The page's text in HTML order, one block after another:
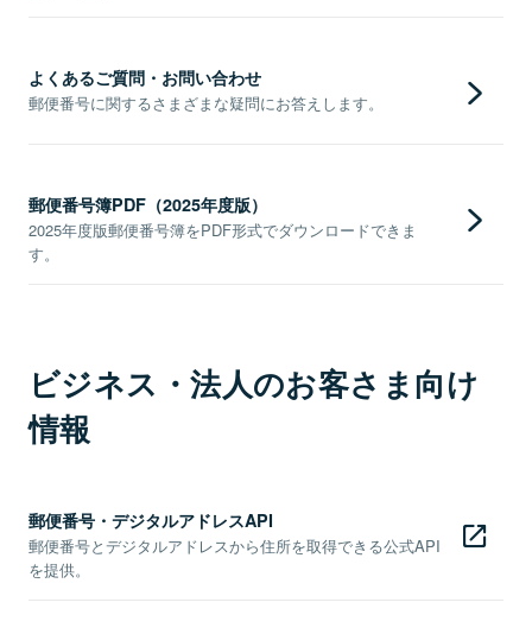
よくあるご質問・お問い合わせ
郵便番号に関するさまざまな疑問にお答えします。
郵便番号簿PDF（2025年度版）
2025年度版郵便番号簿をPDF形式でダウンロードできま
す。
ビジネス・法人のお客さま向け
情報
郵便番号・デジタルアドレスAPI
郵便番号とデジタルアドレスから住所を取得できる公式API
を提供。